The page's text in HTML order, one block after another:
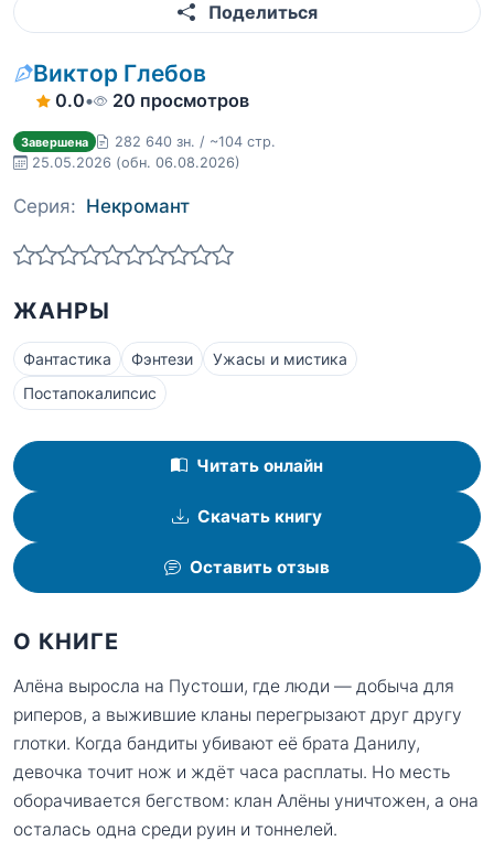
Поделиться
Виктор Глебов
0.0• 20 просмотров
Завершена
282 640 зн. / ~104 стр.
25.05.2026 (обн. 06.08.2026)
Серия: Некромант
ЖАНРЫ
Фантастика Фэнтези
Ужасы и мистика
Постапокалипсис
Читать онлайн
Скачать книгу
Оставить отзыв
О КНИГЕ
Алёна выросла на Пустоши, где люди — добыча для
риперов, а выжившие кланы перегрызают друг другу
глотки. Когда бандиты убивают её брата Данилу,
девочка точит нож и ждёт часа расплаты. Но месть
оборачивается бегством: клан Алёны уничтожен, а она
осталась одна среди руин и тоннелей.